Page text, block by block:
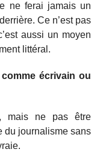
ne ferai jamais un
Ce n’est pas
aussi un moyen
littéral.
écrivain ou
mais ne pas être
du journalisme sans